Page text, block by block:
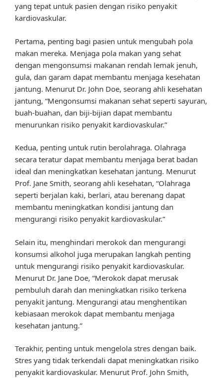
yang tepat untuk pasien dengan risiko penyakit
kardiovaskular.
Pertama, penting bagi pasien untuk mengubah pola
makan mereka. Menjaga pola makan yang sehat
dengan mengonsumsi makanan rendah lemak jenuh,
gula, dan garam dapat membantu menjaga kesehatan
jantung. Menurut Dr. John Doe, seorang ahli kesehatan
jantung, “Mengonsumsi makanan sehat seperti sayuran,
buah-buahan, dan biji-bijian dapat membantu
menurunkan risiko penyakit kardiovaskular.”
Kedua, penting untuk rutin berolahraga. Olahraga
secara teratur dapat membantu menjaga berat badan
ideal dan meningkatkan kesehatan jantung. Menurut
Prof. Jane Smith, seorang ahli kesehatan, “Olahraga
seperti berjalan kaki, berlari, atau berenang dapat
membantu meningkatkan kondisi jantung dan
mengurangi risiko penyakit kardiovaskular.”
Selain itu, menghindari merokok dan mengurangi
konsumsi alkohol juga merupakan langkah penting
untuk mengurangi risiko penyakit kardiovaskular.
Menurut Dr. Jane Doe, “Merokok dapat merusak
pembuluh darah dan meningkatkan risiko terkena
penyakit jantung. Mengurangi atau menghentikan
kebiasaan merokok dapat membantu menjaga
kesehatan jantung.”
Terakhir, penting untuk mengelola stres dengan baik.
Stres yang tidak terkendali dapat meningkatkan risiko
penyakit kardiovaskular. Menurut Prof. John Smith,